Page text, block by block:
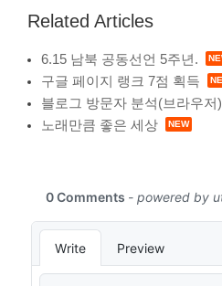
Related Articles
6.15 남북 공동선언 5주년.
구글 페이지 랭크 7점 획득
블로그 방문자 분석(브라우저)
노래만큼 좋은 세상